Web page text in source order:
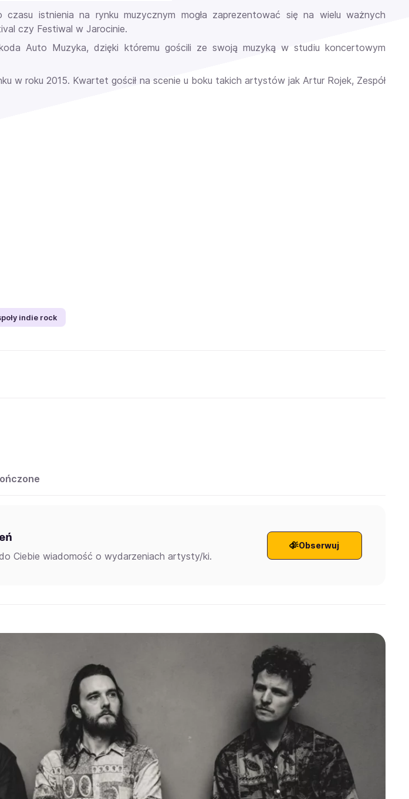
czasu istnienia na rynku muzycznym mogła zaprezentować się na wielu ważnych
czy Festiwal w Jarocinie.
Auto Muzyka, dzięki któremu gościli ze swoją muzyką w studiu koncertowym
w roku 2015. Kwartet gościł na scenie u boku takich artystów jak Artur Rojek, Zespół
indie rock
do Ciebie wiadomość o wydarzeniach artysty/ki.
Obserwuj